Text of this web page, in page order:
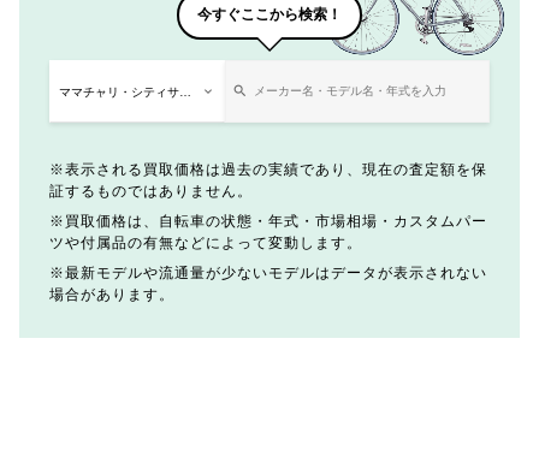
今すぐここから検索！
表示される買取価格は過去の実績であり、現在の査定額を保
証するものではありません。
買取価格は、自転車の状態・年式・市場相場・カスタムパー
ツや付属品の有無などによって変動します。
最新モデルや流通量が少ないモデルはデータが表示されない
場合があります。